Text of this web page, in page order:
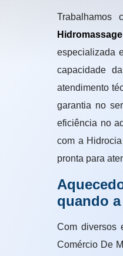
Trabalhamos
especializada
capacidade
atendimento
garantia no
eficiência no
com a
pronta para
quando
Com diversos
Comércio De